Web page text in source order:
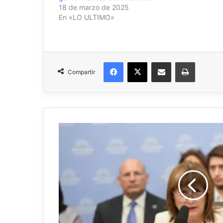
18 de marzo de 2025
En «LO ULTIMO»
Compartir
Facebook
X Compartir por correo electrónicoImprimir
Bullrich
a
Milei